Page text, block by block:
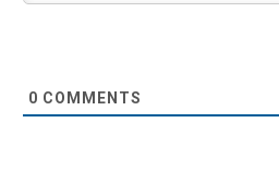
0 COMMENTS